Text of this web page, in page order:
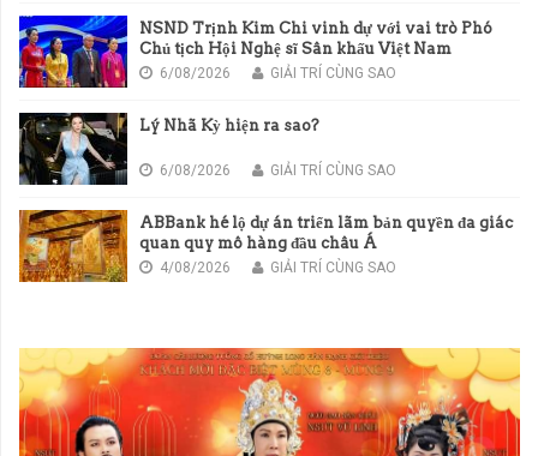
NSND Trịnh Kim Chi vinh dự với vai trò Phó
Chủ tịch Hội Nghệ sĩ Sân khấu Việt Nam
6/08/2026 GIẢI TRÍ CÙNG SAO
Lý Nhã Kỳ hiện ra sao?
6/08/2026 GIẢI TRÍ CÙNG SAO
ABBank hé lộ dự án triển lãm bản quyền đa giác
quan quy mô hàng đầu châu Á
4/08/2026 GIẢI TRÍ CÙNG SAO